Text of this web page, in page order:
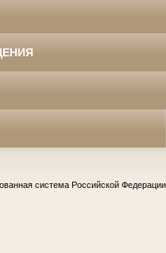
система Российской